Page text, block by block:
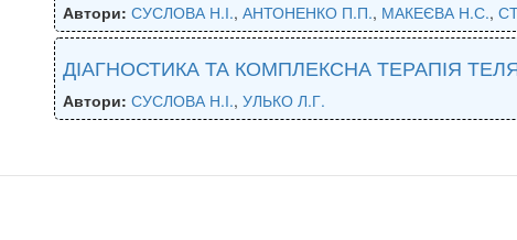
Автори: СУСЛОВА Н.І., АНТОНЕНКО П.П., МАКЕЄВА Н.С.,
ДІАГНОСТИКА ТА КОМПЛЕКСНА ТЕРАПІЯ
Автори: СУСЛОВА Н.І., УЛЬКО Л.Г.